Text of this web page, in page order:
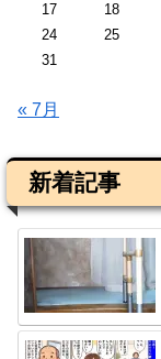
17
18
24
25
31
« 7月
新着記事